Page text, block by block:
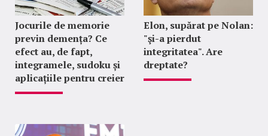
Jocurile de memorie
previn demența? Ce
efect au, de fapt,
integramele, sudoku și
aplicațiile pentru creier
Elon, supărat pe Nolan:
"şi-a pierdut
integritatea". Are
dreptate?